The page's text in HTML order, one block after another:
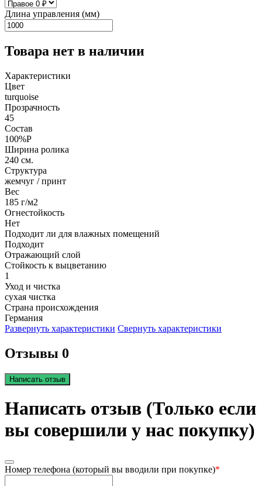
Длина управления (мм)
Товара нет в наличии
Характеристики
Цвет
turquoise
Прозрачность
45
Состав
100%P
Ширина ролика
240 см.
Структура
жемчуг / принт
Вес
185 г/м2
Огнестойкость
Нет
Подходит ли для влажных помещений
Подходит
Отражающий слой
Стойкость к выцветанию
1
Уход и чистка
сухая чистка
Страна происхождения
Германия
Развернуть характеристики Свернуть характеристики
Отзывы 0
Написать отзыв
Написать отзыв (Только если
вы совершили у нас покупку)
Номер телефона (который вы вводили при покупке)*